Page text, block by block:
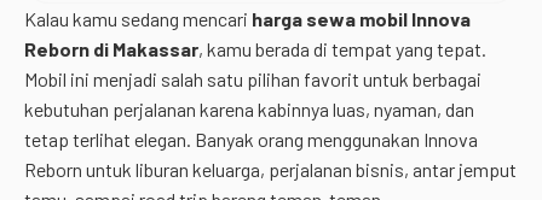
Kalau kamu sedang mencari harga sewa mobil Innova
Reborn di Makassar, kamu berada di tempat yang tepat.
Mobil ini menjadi salah satu pilihan favorit untuk berbagai
kebutuhan perjalanan karena kabinnya luas, nyaman, dan
tetap terlihat elegan. Banyak orang menggunakan Innova
Reborn untuk liburan keluarga, perjalanan bisnis, antar jemput